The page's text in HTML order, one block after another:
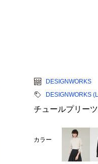
DESIGNWORKS
DESIGNWORKS
チュールプリー
カラー